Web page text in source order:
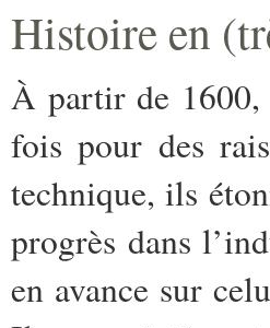
Histoire en
À partir de 1600,
fois pour des
technique, ils
progrès dans
en avance sur